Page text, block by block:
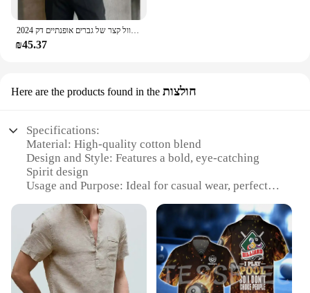
2024 קיץ משי קרח לגברים לפלו פולו שרוול קצר של גברים אופנתיים דק
₪45.37
Here are the products found in the חולצות
Specifications:
Material: High-quality cotton blend
Design and Style: Features a bold, eye-catching
Spirit design
Usage and Purpose: Ideal for casual wear, perfect
Performance and Property: Comfortable fit with a
durable construction
Applicable People: Suitable for all ages, from
children to adults
Shape or Size or Weight or Quantity: Available in a
variety of sizes to fit all body types